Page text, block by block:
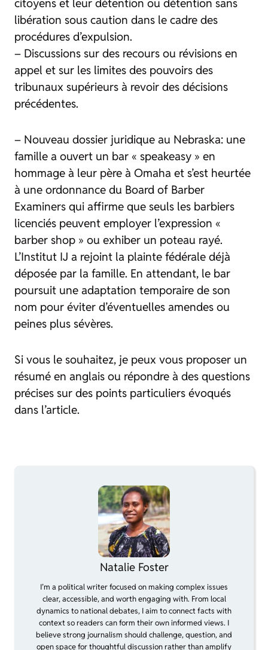
libération sous caution dans le cadre des
procédures d’expulsion.
– Discussions sur des recours ou révisions en
appel et sur les limites des pouvoirs des
tribunaux supérieurs à revoir des décisions
précédentes.
– Nouveau dossier juridique au Nebraska: une
famille a ouvert un bar « speakeasy » en
hommage à leur père à Omaha et s’est heurtée
à une ordonnance du Board of Barber
Examiners qui affirme que seuls les barbiers
licenciés peuvent employer l’expression «
barber shop » ou exhiber un poteau rayé.
L’Institut IJ a rejoint la plainte fédérale déjà
déposée par la famille. En attendant, le bar
poursuit une adaptation temporaire de son
nom pour éviter d’éventuelles amendes ou
peines plus sévères.
Si vous le souhaitez, je peux vous proposer un
résumé en anglais ou répondre à des questions
précises sur des points particuliers évoqués
dans l’article.
Natalie Foster
I’m a political writer focused on making complex issues
clear, accessible, and worth engaging with. From local
dynamics to national debates, I aim to connect facts with
context so readers can form their own informed views. I
believe strong journalism should challenge, question, and
open space for thoughtful discussion rather than amplify